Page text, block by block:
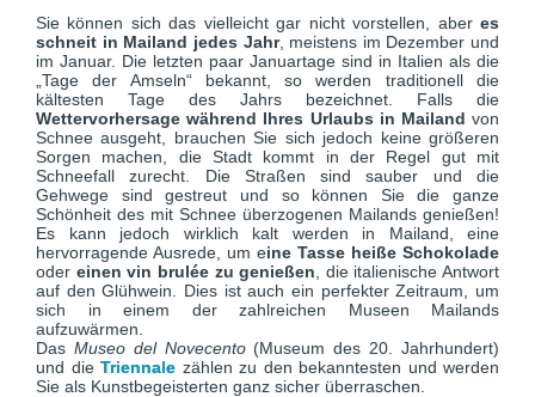
Sie können sich das vielleicht gar nicht vorstellen, aber es
schneit in Mailand jedes Jahr, meistens im Dezember und
im Januar. Die letzten paar Januartage sind in Italien als die
„Tage der Amseln“ bekannt, so werden traditionell die
kältesten Tage des Jahrs bezeichnet. Falls die
Wettervorhersage während Ihres Urlaubs in Mailand von
Schnee ausgeht, brauchen Sie sich jedoch keine größeren
Sorgen machen, die Stadt kommt in der Regel gut mit
Schneefall zurecht. Die Straßen sind sauber und die
Gehwege sind gestreut und so können Sie die ganze
Schönheit des mit Schnee überzogenen Mailands genießen!
Es kann jedoch wirklich kalt werden in Mailand, eine
hervorragende Ausrede, um eine Tasse heiße Schokolade
oder einen vin brulée zu genießen , die italienische Antwort
auf den Glühwein. Dies ist auch ein perfekter Zeitraum, um
sich in einem der zahlreichen Museen Mailands
aufzuwärmen.
Das Museo del Novecento(Museum des 20. Jahrhundert)
und die Triennale zählen zu den bekanntesten und werden
Sie als Kunstbegeisterten ganz sicher überraschen.